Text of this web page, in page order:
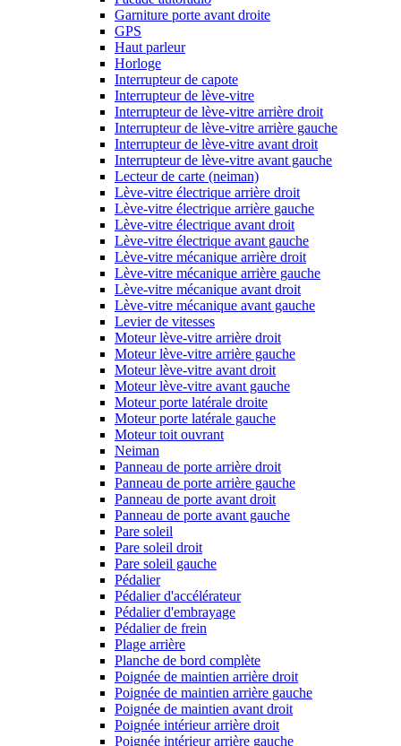
Garniture porte avant droite
GPS
Haut parleur
Horloge
Interrupteur de capote
Interrupteur de lève-vitre
Interrupteur de lève-vitre arrière droit
Interrupteur de lève-vitre arrière gauche
Interrupteur de lève-vitre avant droit
Interrupteur de lève-vitre avant gauche
Lecteur de carte (neiman)
Lève-vitre électrique arrière droit
Lève-vitre électrique arrière gauche
Lève-vitre électrique avant droit
Lève-vitre électrique avant gauche
Lève-vitre mécanique arrière droit
Lève-vitre mécanique arrière gauche
Lève-vitre mécanique avant droit
Lève-vitre mécanique avant gauche
Levier de vitesses
Moteur lève-vitre arrière droit
Moteur lève-vitre arrière gauche
Moteur lève-vitre avant droit
Moteur lève-vitre avant gauche
Moteur porte latérale droite
Moteur porte latérale gauche
Moteur toit ouvrant
Neiman
Panneau de porte arrière droit
Panneau de porte arrière gauche
Panneau de porte avant droit
Panneau de porte avant gauche
Pare soleil
Pare soleil droit
Pare soleil gauche
Pédalier
Pédalier d'accélérateur
Pédalier d'embrayage
Pédalier de frein
Plage arrière
Planche de bord complète
Poignée de maintien arrière droit
Poignée de maintien arrière gauche
Poignée de maintien avant droit
Poignée intérieur arrière droit
Poignée intérieur arrière gauche